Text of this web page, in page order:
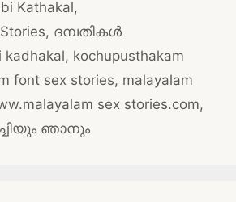
Kathakal,
, ദമ്പതികള്‍
kadhakal, kochupusthakam
font sex stories, malayalam
sex stories.com,
ഞാനും